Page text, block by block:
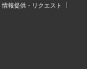
情報提供・リクエスト